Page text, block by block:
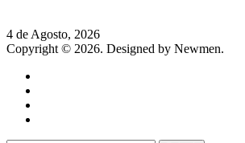
4 de Agosto, 2026
Copyright © 2026. Designed by Newmen.